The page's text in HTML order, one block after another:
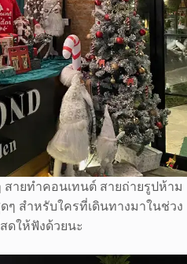
สายทำคอนเทนต์ สายถ่ายรูปห้าม
ๆ สำหรับใครที่เดินทางมาในช่วง
ดให้ฟังด้วยนะ